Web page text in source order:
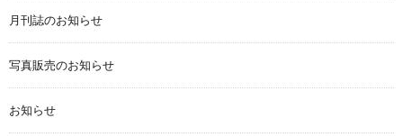
月刊誌のお知らせ
写真販売のお知らせ
お知らせ